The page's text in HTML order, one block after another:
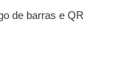
de barras e QR